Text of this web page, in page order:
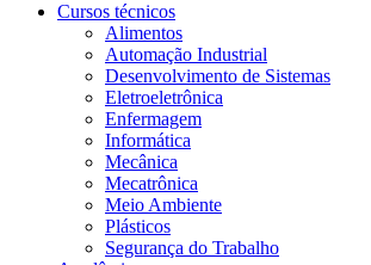
Cursos técnicos
Alimentos
Automação Industrial
Desenvolvimento de Sistemas
Eletroeletrônica
Enfermagem
Informática
Mecânica
Mecatrônica
Meio Ambiente
Plásticos
Segurança do Trabalho